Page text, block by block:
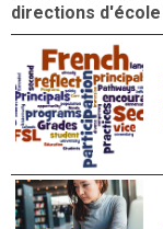
directions d'école